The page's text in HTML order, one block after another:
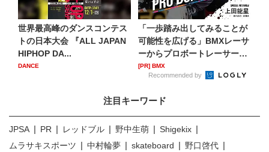
世界最高峰のダンスコンテス
トの日本大会 『ALL JAPAN
HIPHOP DA...
DANCE
「一歩踏み出してみることが
可能性を広げる」BMXレーサ
ーからプロボートレーサー
へ...
[PR] BMX
Recommended by
注目キーワード
JPSA PR レッドブル 野中生萌
Shigekix
ムラサキスポーツ
中村輪夢 skateboard
野口啓代